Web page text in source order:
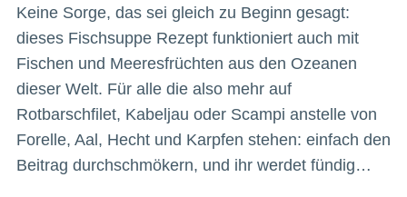
Keine Sorge, das sei gleich zu Beginn gesagt:
dieses Fischsuppe Rezept funktioniert auch mit
Fischen und Meeresfrüchten aus den Ozeanen
dieser Welt. Für alle die also mehr auf
Rotbarschfilet, Kabeljau oder Scampi anstelle von
Forelle, Aal, Hecht und Karpfen stehen: einfach den
Beitrag durchschmökern, und ihr werdet fündig…